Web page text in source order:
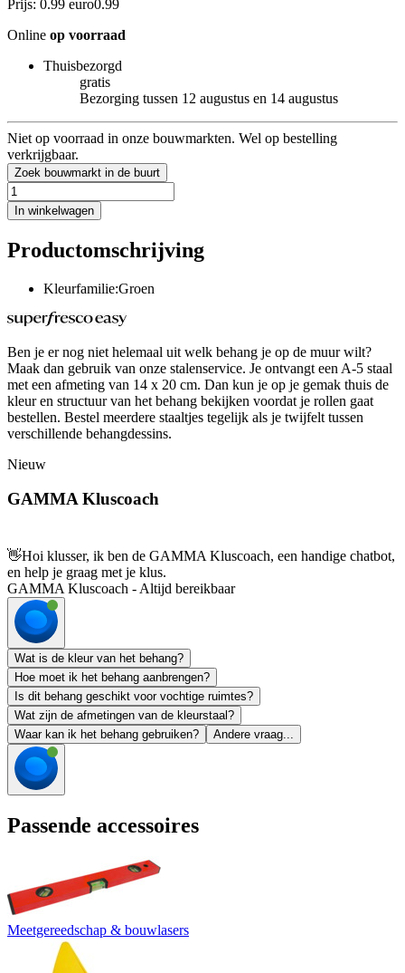
Prijs: 0.99 euro0.99
Online op voorraad
Thuisbezorgd
gratis
Bezorging tussen 12 augustus en 14 augustus
Niet op voorraad in onze bouwmarkten. Wel op bestelling
verkrijgbaar.
Zoek bouwmarkt in de buurt
In winkelwagen
Productomschrijving
Kleurfamilie:Groen
Ben je er nog niet helemaal uit welk behang je op de muur wilt?
Maak dan gebruik van onze stalenservice. Je ontvangt een A-5 staal
met een afmeting van 14 x 20 cm. Dan kun je op je gemak thuis de
kleur en structuur van het behang bekijken voordat je rollen gaat
bestellen. Bestel meerdere staaltjes tegelijk als je twijfelt tussen
verschillende behangdessins.
Nieuw
GAMMA Kluscoach
👋Hoi klusser, ik ben de GAMMA Kluscoach, een handige chatbot,
en help je graag met je klus.
GAMMA Kluscoach - Altijd bereikbaar
Wat is de kleur van het behang?
Hoe moet ik het behang aanbrengen?
Is dit behang geschikt voor vochtige ruimtes?
Wat zijn de afmetingen van de kleurstaal?
Waar kan ik het behang gebruiken?
Andere vraag...
Passende accessoires
Meetgereedschap & bouwlasers